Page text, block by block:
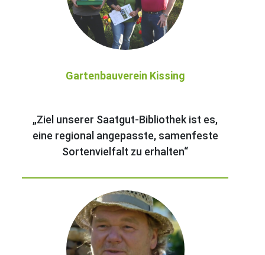
Gartenbauverein Kissing
„Ziel unserer Saatgut-Bibliothek ist es,
eine regional angepasste, samenfeste
Sortenvielfalt zu erhalten“